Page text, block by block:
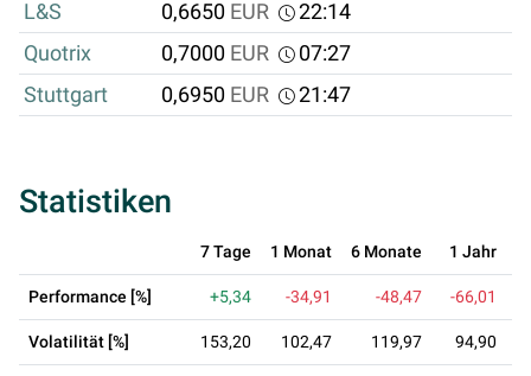
L&S
0,6650 EUR
22:14
Quotrix
0,7000 EUR
07:27
Stuttgart
0,6950 EUR 21:47
Statistiken
7 Tage 1 Monat 6 Monate 1 Jahr
Performance [%] +5,34 -34,91 -48,47 -66,01
Volatilität [%] 153,20 102,47 119,97 94,90